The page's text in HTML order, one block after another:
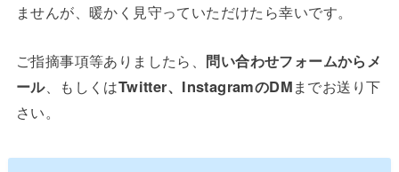
ませんが、暖かく見守っていただけたら幸いです。
ご指摘事項等ありましたら、 問い合わせフォームからメ
ール、もしくはTwitter、InstagramのDMまでお送り下
さい。